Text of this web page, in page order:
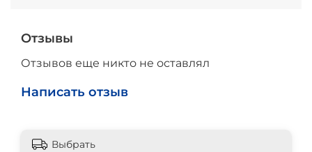
Отзывы
Отзывов еще никто не оставлял
Написать отзыв
Выбрать